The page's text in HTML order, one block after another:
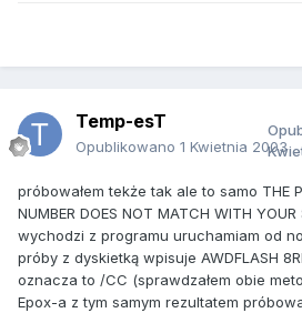
Temp-esT
Opublikowano 1 Kwietnia 2003
próbowałem tekże tak ale to samo THE
NUMBER DOES NOT MATCH WITH
wychodzi z programu uruchamiam od
próby z dyskietką wpisuje AWDFLASH
oznacza to /CC (sprawdzałem obie
Epox-a z tym samym rezultatem